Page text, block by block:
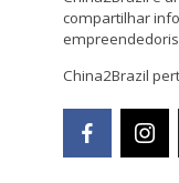
compartilhar
China2Brazil